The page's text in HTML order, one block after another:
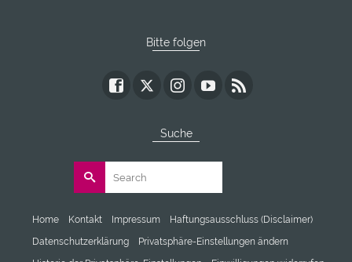
Bitte folgen
Suche
Search
Home Kontakt Impressum
Haftungsausschluss (Disclaimer)
Datenschutzerklärung
Privatsphäre-Einstellungen ändern